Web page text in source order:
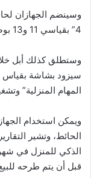
وسينضم الجهازان
4” بقياسي 11 و13 بوصة.
وستطلق كذلك أبل
المهام المنزلية”
ويمكن استخدام
الحائط، وتشير
الذكي للمنزل في
قبل أن يتم طرحه